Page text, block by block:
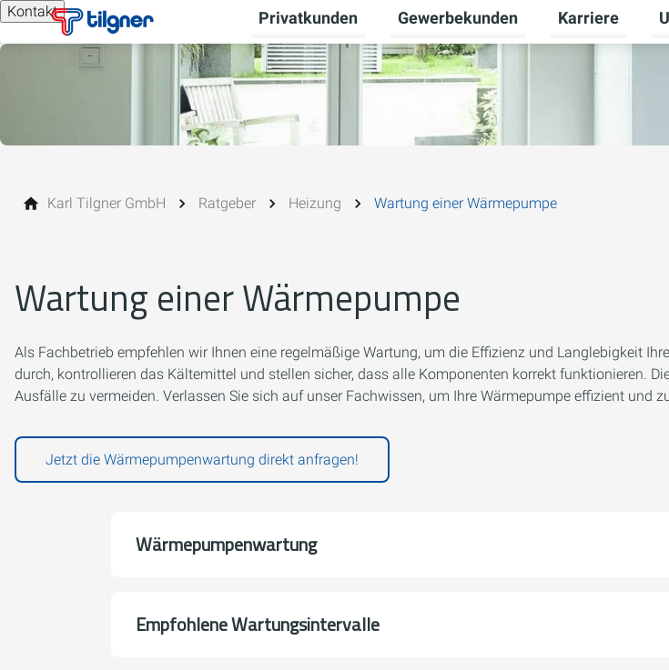
Kontakt Privatkunden
Untermenü für Privatkunden
Gewerbekunden
Untermenü für
Karriere
Karl Tilgner GmbH Ratgeber Heizung Wartung einer Wärmepumpe
Wartung einer Wärmepumpe
Als Fachbetrieb empfehlen wir Ihnen eine regelmäßige Wartung, um die Effizienz und Langlebigkeit
durch, kontrollieren das Kältemittel und stellen sicher, dass alle Komponenten korrekt funktionieren.
Ausfälle zu vermeiden. Verlassen Sie sich auf unser Fachwissen, um Ihre Wärmepumpe effizient und
Jetzt die Wärmepumpenwartung direkt anfragen!
Wärmepumpenwartung
Empfohlene Wartungsintervalle